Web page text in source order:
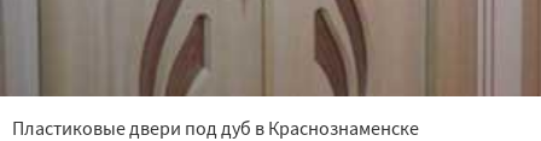
Пластиковые двери под дуб в Краснознаменске